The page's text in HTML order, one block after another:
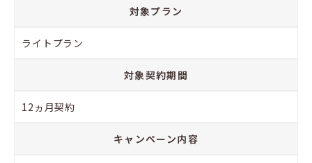
対象プラン
ライトプラン
対象契約期間
12ヵ月契約
キャンペーン内容